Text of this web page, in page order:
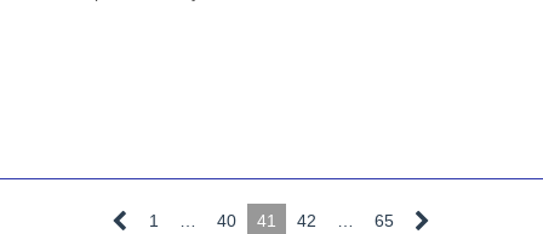
1 40 41 42 65